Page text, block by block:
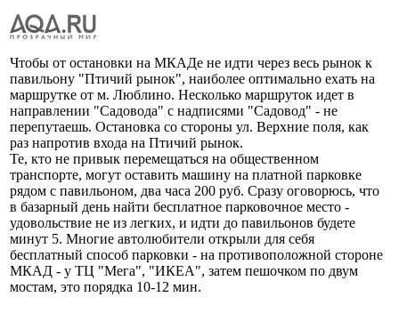
Чтобы от остановки на МКАДе не идти через весь рынок к
павильону "Птичий рынок", наиболее оптимально ехать на
маршрутке от м. Люблино. Несколько маршруток идет в
направлении "Садовода" с надписями "Садовод" - не
перепутаешь. Остановка со стороны ул. Верхние поля, как
раз напротив входа на Птичий рынок.
Те, кто не привык перемещаться на общественном
транспорте, могут оставить машину на платной парковке
рядом с павильоном, два часа 200 руб. Сразу оговорюсь, что
в базарный день найти бесплатное парковочное место -
удовольствие не из легких, и идти до павильонов будете
минут 5. Многие автолюбители открыли для себя
бесплатный способ парковки - на противоположной стороне
МКАД - у ТЦ "Мега", "ИКЕА", затем пешочком по двум
мостам, это порядка 10-12 мин.